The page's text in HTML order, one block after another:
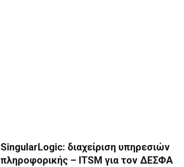
SingularLogic: διαχείριση υπηρεσιών
πληροφορικής – ITSM για τον ΔΕΣΦΑ